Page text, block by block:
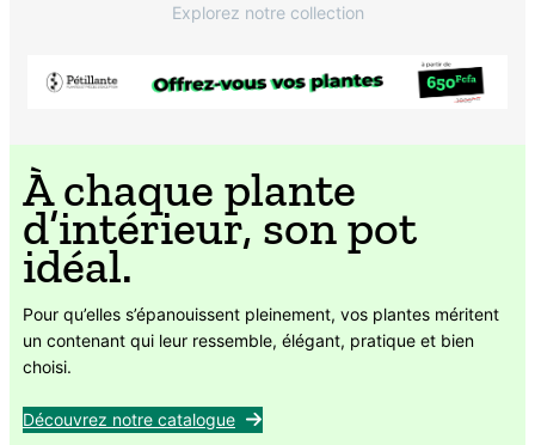
Explorez notre collection
À chaque plante
d’intérieur, son pot
idéal.
Pour qu’elles s’épanouissent pleinement, vos plantes méritent
un contenant qui leur ressemble, élégant, pratique et bien
choisi.
Découvrez notre catalogue